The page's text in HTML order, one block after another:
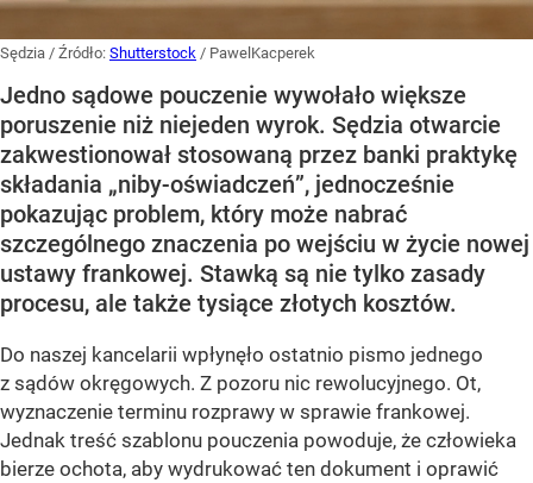
Sędzia / Źródło: Shutterstock / PawelKacperek
Jedno sądowe pouczenie wywołało większe
poruszenie niż niejeden wyrok. Sędzia otwarcie
zakwestionował stosowaną przez banki praktykę
składania „niby-oświadczeń”, jednocześnie
pokazując problem, który może nabrać
szczególnego znaczenia po wejściu w życie nowej
ustawy frankowej. Stawką są nie tylko zasady
procesu, ale także tysiące złotych kosztów.
Do naszej kancelarii wpłynęło ostatnio pismo jednego
z sądów okręgowych. Z pozoru nic rewolucyjnego. Ot,
wyznaczenie terminu rozprawy w sprawie frankowej.
Jednak treść szablonu pouczenia powoduje, że człowieka
bierze ochota, aby wydrukować ten dokument i oprawić